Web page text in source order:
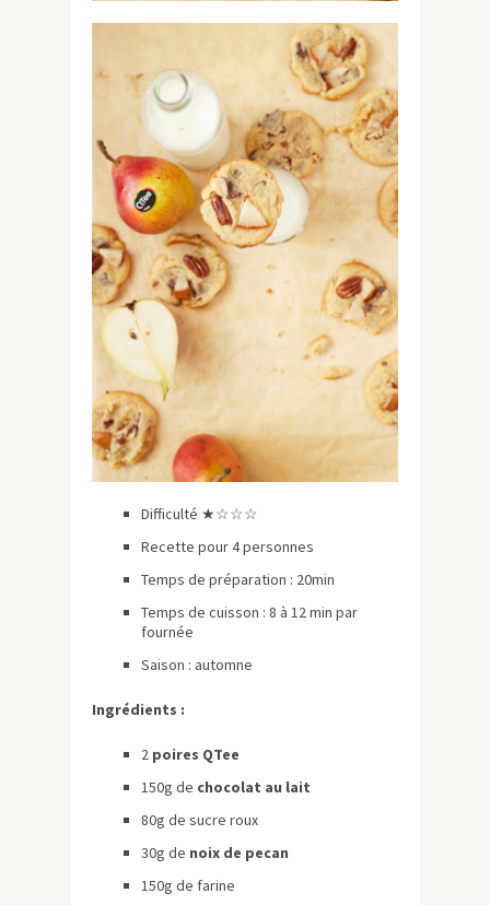
Difficulté ★☆☆☆
Recette pour 4 personnes
Temps de préparation : 20min
Temps de cuisson : 8 à 12 min par
fournée
Saison : automne
Ingrédients :
2 poires QTee
150g de chocolat au lait
80g de sucre roux
30g de noix de pecan
150g de farine